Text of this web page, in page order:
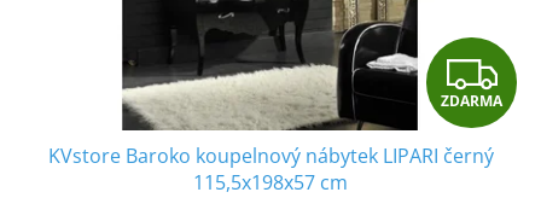
Z
D
ZDARMA
KVstore Baroko koupelnový nábytek LIPARI černý
115,5x198x57 cm